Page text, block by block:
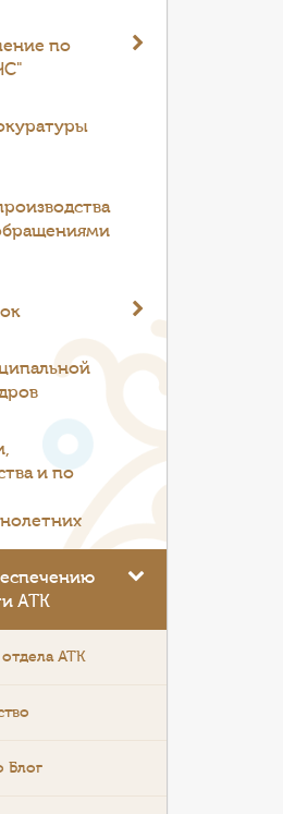
по
и по
АТК
АТК
Блог